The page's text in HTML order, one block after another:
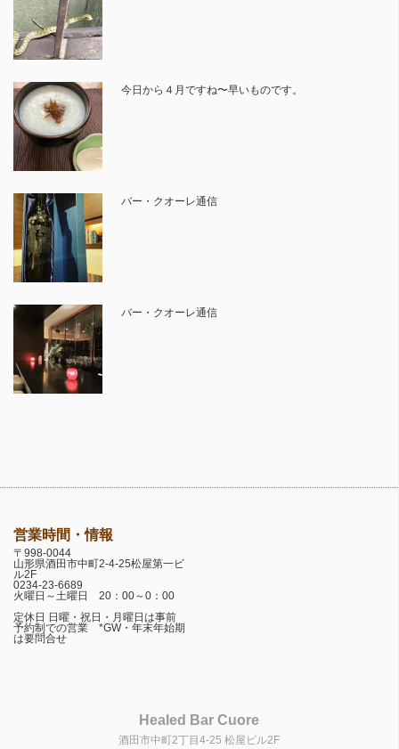
今日から４月ですね〜早いものです。
バー・クオーレ通信
バー・クオーレ通信
営業時間・情報
〒998-0044
山形県酒田市中町2-4-25松屋第一ビ
ル2F
0234-23-6689
火曜日～土曜日 20：00～0：00
定休日 日曜・祝日・月曜日は事前
予約制での営業 *GW・年末年始期
は要問合せ
Healed Bar Cuore
酒田市中町2丁目4-25 松屋ビル2F